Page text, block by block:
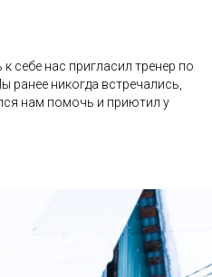
себе нас пригласил тренер по
ранее никогда встречались,
нам помочь и приютил у